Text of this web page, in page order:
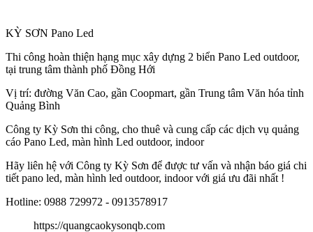
KỲ SƠN Pano Led
Thi công hoàn thiện hạng mục xây dựng 2 biển Pano Led outdoor,
tại trung tâm thành phố Đồng Hới
Vị trí: đường Văn Cao, gần Coopmart, gần Trung tâm Văn hóa tỉnh
Quảng Bình
Công ty Kỳ Sơn thi công, cho thuê và cung cấp các dịch vụ quảng
cáo Pano Led, màn hình Led outdoor, indoor
Hãy liên hệ với Công ty Kỳ Sơn để được tư vấn và nhận báo giá chi
tiết pano led, màn hình led outdoor, indoor với giá ưu đãi nhất !
Hotline: 0988 729972 - 0913578917
https://quangcaokysonqb.com